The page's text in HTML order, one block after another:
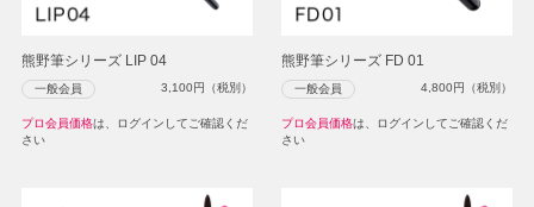
熊野筆シリーズ LIP 04
一般会員 3,100円（税別）
プロ会員価格は、ログインしてご確認くだ
さい
熊野筆シリーズ FD 01
一般会員 4,800円（税別）
プロ会員価格は、ログインしてご確認くだ
さい